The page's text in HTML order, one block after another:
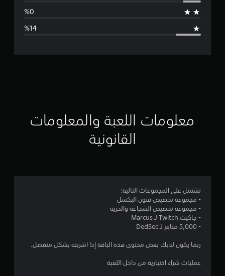
ط
ت
ي
.
ج
معلومات اللعبة والمعلومات
القانونية
تشتمل على المجموعات التالية:
- مجموعة تخصيص فنون البكسل
- مجموعة تخصيص الشجاعة والحرية
- جاكيت Twitch لـ Marcus
- 5,000 متابع لـ DedSec
ربما يكون لديك بعض محتوى هذه الباقة إذا اشريته بشكل منفصل.
عمليات شراء اختيارية من داخل اللعبة